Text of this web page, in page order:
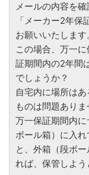
メールの内容を確
「メーカー2年
お願いいたします
この場合、万一
証期間内の2年間
でしょうか？
自宅内に場所は
ものは問題ありま
万一保証期間内
ボール箱）に入
と、外箱（段ボ
れば、保管しよう